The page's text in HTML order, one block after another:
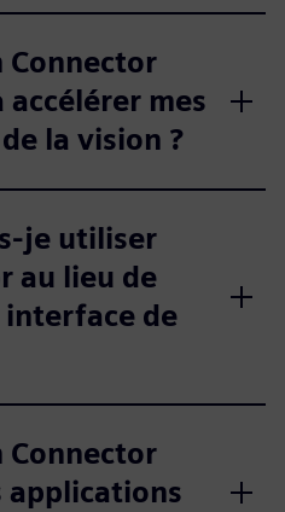
Connector
mes
la vision ?
je utiliser
au lieu de
interface de
Connector